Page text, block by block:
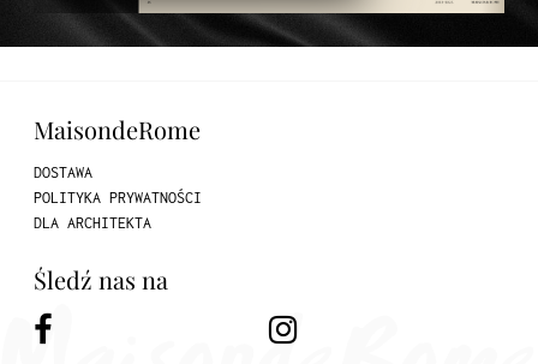
MaisondeRome
DOSTAWA
POLITYKA PRYWATNOŚCI
DLA ARCHITEKTA
Śledź nas na